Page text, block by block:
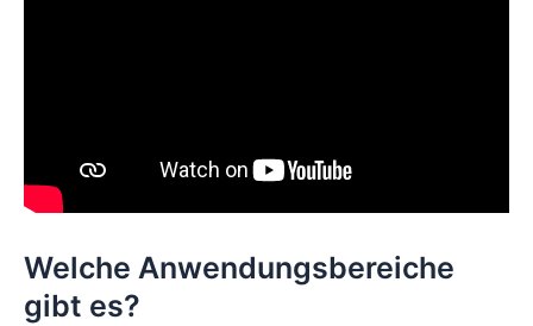
Welche Anwendungsbereiche
gibt es?